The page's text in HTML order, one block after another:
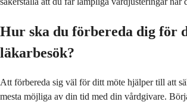
Hur ska du förbereda dig för
läkarbesök?
Att förbereda sig väl för ditt möte hjälper till att
mesta möjliga av din tid med din vårdgivare.